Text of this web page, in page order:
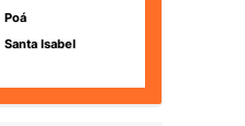
Poá
Santa Isabel